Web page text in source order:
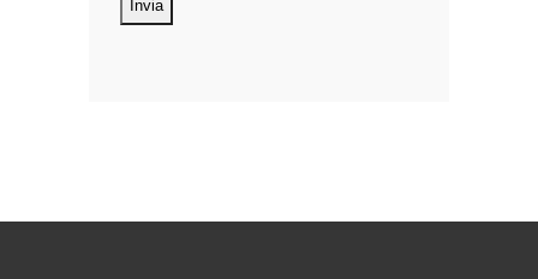
oggetto di trattamento i Suoi dati